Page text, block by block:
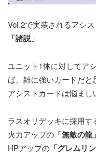
Vol.2で実装されるアシ
「諸説」
ユニット1体に対してア
ば、雑に強いカードだ
アシストカードは悩まし
ラスオリデッキに採用
火力アップの 「無敵の龍」
HPアップの 「グレムリン